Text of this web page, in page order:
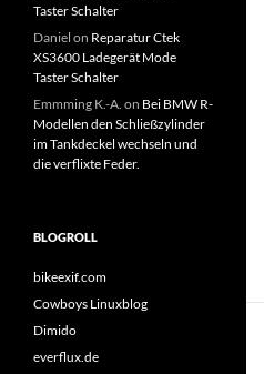
Taster Schalter
Daniel on Reparatur Ctek
XS3600 Ladegerät Mode
Taster Schalter
Emmming K.-A. on Bei BMW R-
Modellen den Schließzylinder
im Tankdeckel wechseln und
die verflixte Feder.
BLOGROLL
bikeexif.com
Cowboys Linuxblog
Dimido
everflux.de